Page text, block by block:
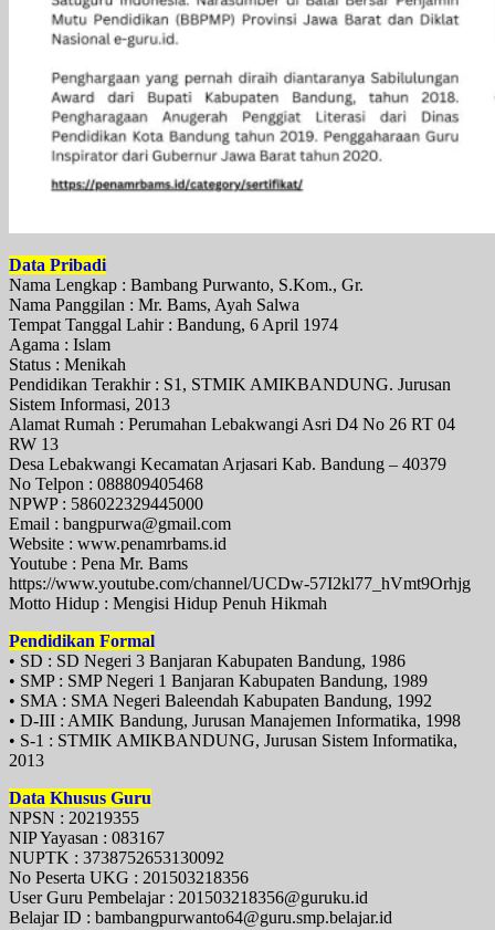
Data Pribadi
Nama Lengkap : Bambang Purwanto, S.Kom., Gr.
Nama Panggilan : Mr. Bams, Ayah Salwa
Tempat Tanggal Lahir : Bandung, 6 April 1974
Agama : Islam
Status : Menikah
Pendidikan Terakhir : S1, STMIK AMIKBANDUNG. Jurusan
Sistem Informasi, 2013
Alamat Rumah : Perumahan Lebakwangi Asri D4 No 26 RT 04
RW 13
Desa Lebakwangi Kecamatan Arjasari Kab. Bandung – 40379
No Telpon : 088809405468
NPWP : 586022329445000
Email : bangpurwa@gmail.com
Website : www.penamrbams.id
Youtube : Pena Mr. Bams
https://www.youtube.com/channel/UCDw-57I2kl77_hVmt9Orhjg
Motto Hidup : Mengisi Hidup Penuh Hikmah
Pendidikan Formal
• SD : SD Negeri 3 Banjaran Kabupaten Bandung, 1986
• SMP : SMP Negeri 1 Banjaran Kabupaten Bandung, 1989
• SMA : SMA Negeri Baleendah Kabupaten Bandung, 1992
• D-III : AMIK Bandung, Jurusan Manajemen Informatika, 1998
• S-1 : STMIK AMIKBANDUNG, Jurusan Sistem Informatika,
2013
Data Khusus Guru
NPSN : 20219355
NIP Yayasan : 083167
NUPTK : 3738752653130092
No Peserta UKG : 201503218356
User Guru Pembelajar : 201503218356@guruku.id
Belajar ID : bambangpurwanto64@guru.smp.belajar.id